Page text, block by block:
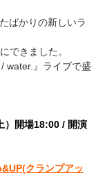
ばかりの新しいラ
できました。
water.』ライブで盛
）開場18:00 / 開演
クランプアッ